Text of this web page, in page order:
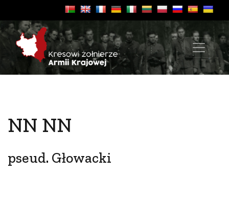
NN NN
pseud. Głowacki